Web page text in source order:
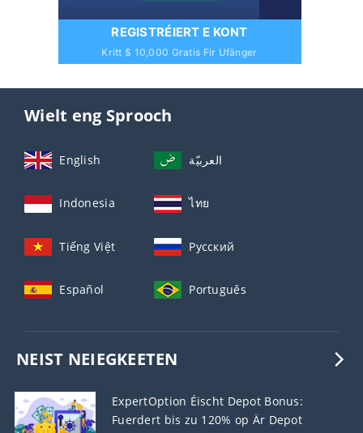
REGISTRÉIERT E KONT
Kritt $ 10,000 Gratis Fir Ufänger
Wielt eng Sprooch
English العربيّة
Indonesia ไทย
Tiếng Việt Русский
Español Português
NEIST NEIEGKEETEN
ExpertOption Éischt Depot Bonus:
Fuerdert bis zu 120% op Är Depot